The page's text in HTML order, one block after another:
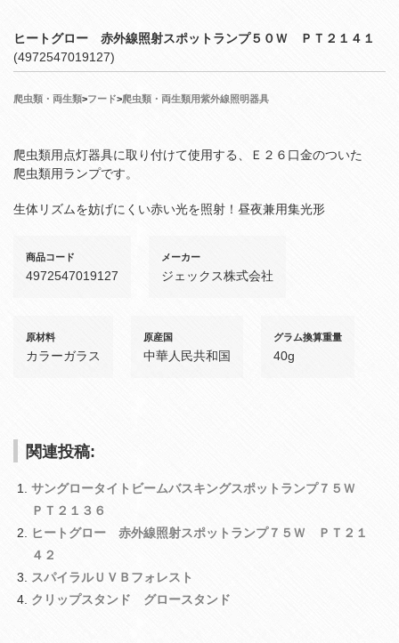
ヒートグロー 赤外線照射スポットランプ５０Ｗ ＰＴ２１４１
(4972547019127)
爬虫類・両生類>フード>爬虫類・両生類用紫外線照明器具
爬虫類用点灯器具に取り付けて使用する、Ｅ２６口金のついた
爬虫類用ランプです。
生体リズムを妨げにくい赤い光を照射！昼夜兼用集光形
商品コード
4972547019127
メーカー
ジェックス株式会社
原材料
カラーガラス
原産国
中華人民共和国
グラム換算重量
40g
関連投稿:
サングロータイトビームバスキングスポットランプ７５Ｗ
ＰＴ２１３６
ヒートグロー 赤外線照射スポットランプ７５Ｗ ＰＴ２１
４２
スパイラルＵＶＢフォレスト
クリップスタンド グロースタンド